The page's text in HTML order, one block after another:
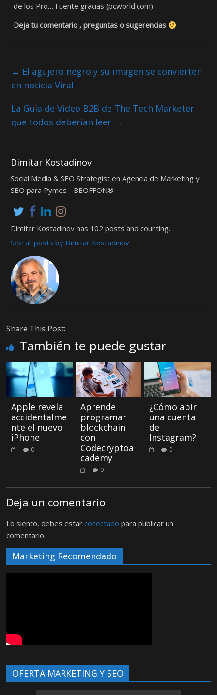
de los Pro… Fuente gracias (pcworld.com)
Deja tu comentario , preguntas o sugerencias
← El agujero negro y su imagen se convierten
en noticia Viral
La Guía de Video B2B de The Tech Marketer
que todos deberían leer →
Dimitar Kostadinov
Social Media & SEO Strategist en Agencia de Marketing y
SEO para Pymes - BEOFFON®
Dimitar Kostadinov has 102 posts and counting.
See all posts by Dimitar Kostadinov
Share This Post:
También te puede gustar
Apple revela
accidentalme
nte el nuevo
iPhone
0
Aprende
programar
blockchain
con
Codecryptoa
cademy
0
¿Cómo abir
una cuenta
de
Instagram?
0
Deja un comentario
Lo siento, debes estarconectado para publicar un
comentario.
Marketing Recomendado
OFERTA MARKETING Y SEO